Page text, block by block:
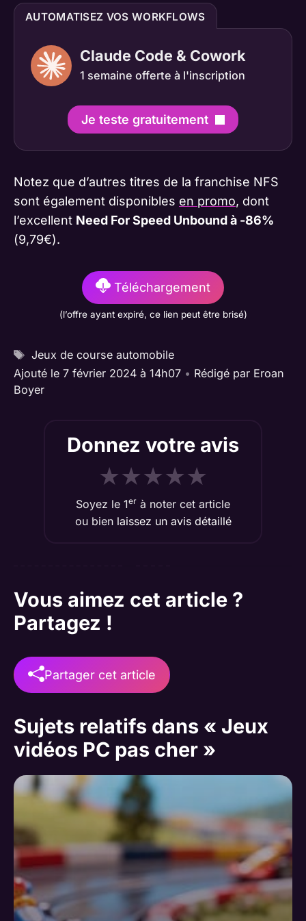
AUTOMATISEZ VOS WORKFLOWS
Claude Code & Cowork
1 semaine offerte à l'inscription
Je teste gratuitement
Notez que d’autres titres de la franchise NFS
sont également disponibles en promo, dont
l’excellent Need For Speed Unbound à -86%
(9,79€).
Téléchargement
(l’offre ayant expiré, ce lien peut être brisé)
Étiquettes
Jeux de course automobile
Ajouté le 7 février 2024 à 14h07 • Rédigé par Eroan
Boyer
Donnez votre avis
★★★★★
Soyez le 1er à noter cet article
ou bien laissez un avis détaillé
Vous aimez cet article ?
Partagez !
Partager cet article
Sujets relatifs dans « Jeux
vidéos PC pas cher »